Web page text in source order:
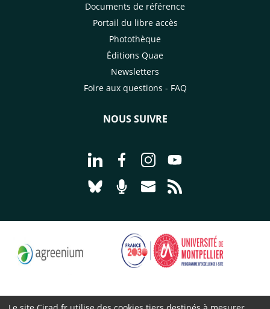
Documents de référence
Portail du libre accès
Photothèque
Éditions Quae
Newsletters
Foire aux questions - FAQ
NOUS SUIVRE
Aller à la page Nous suivre sur
Aller à la page Nous suivre sur
Aller à la page Nous
Aller à la page
Aller à la page Nous suivre sur
Aller à la page Nourrir le
Aller à la page Nous